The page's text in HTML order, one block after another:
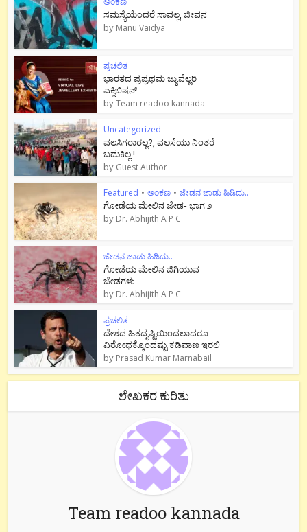
ಸಮಸ್ಯೆಯೆಂದರೆ ಸಾವಲ್ಲ, ಜೀವನ
by Manu Vaidya
ಪ್ರಚಲಿತ
ಭಾರತದ ಪ್ರಪ್ರಥಮ ಜ್ಯುವೆಲ್ಲರಿ
ಎಕ್ಸಿಬಿಷನ್
byTeam readoo kannada
Uncategorized
ವಲಸಿಗರಾರಲ್ಲ?, ವಲಸೆಯು ನಿಂತರೆ
ಬದುಕಿಲ್ಲ !
by Guest Author
Featured • ಅಂಕಣ • ಜೇಡನ ಜಾಡು ಹಿಡಿದು..
ಗೋಡೆಯ ಮೇಲಿನ ಜೇಡ- ಭಾಗ ೨
by Dr. Abhijith A P C
ಜೇಡನ ಜಾಡು ಹಿಡಿದು..
ಗೋಡೆಯ ಮೇಲಿನ ಜಿಗಿಯುವ
ಜೇಡಗಳು
by Dr. Abhijith A P C
ಪ್ರಚಲಿತ
ದೇಶದ ಹಿತದೃಷ್ಟಿಯಿಂದಲಾದರೂ
ವಿರೋಧಕ್ಕೊಂದಷ್ಟು ಕಡಿವಾಣ ಇರಲಿ
by Prasad Kumar Marnabail
ಲೇಖಕರ ಕುರಿತು
Team readoo kannada